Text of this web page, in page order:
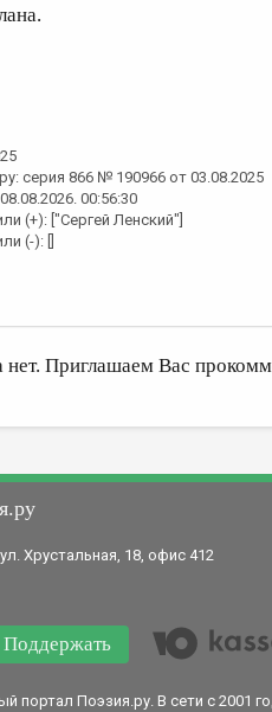
серия 866 № 190966 от 03.08.2025
08.08.2026. 00:56:30
(+): ["Сергей Ленский"]
(-): []
нет. Приглашаем Вас
Хрустальная, 18, офис 412
Поддержать
портал Поэзия.ру. В сети с 2001